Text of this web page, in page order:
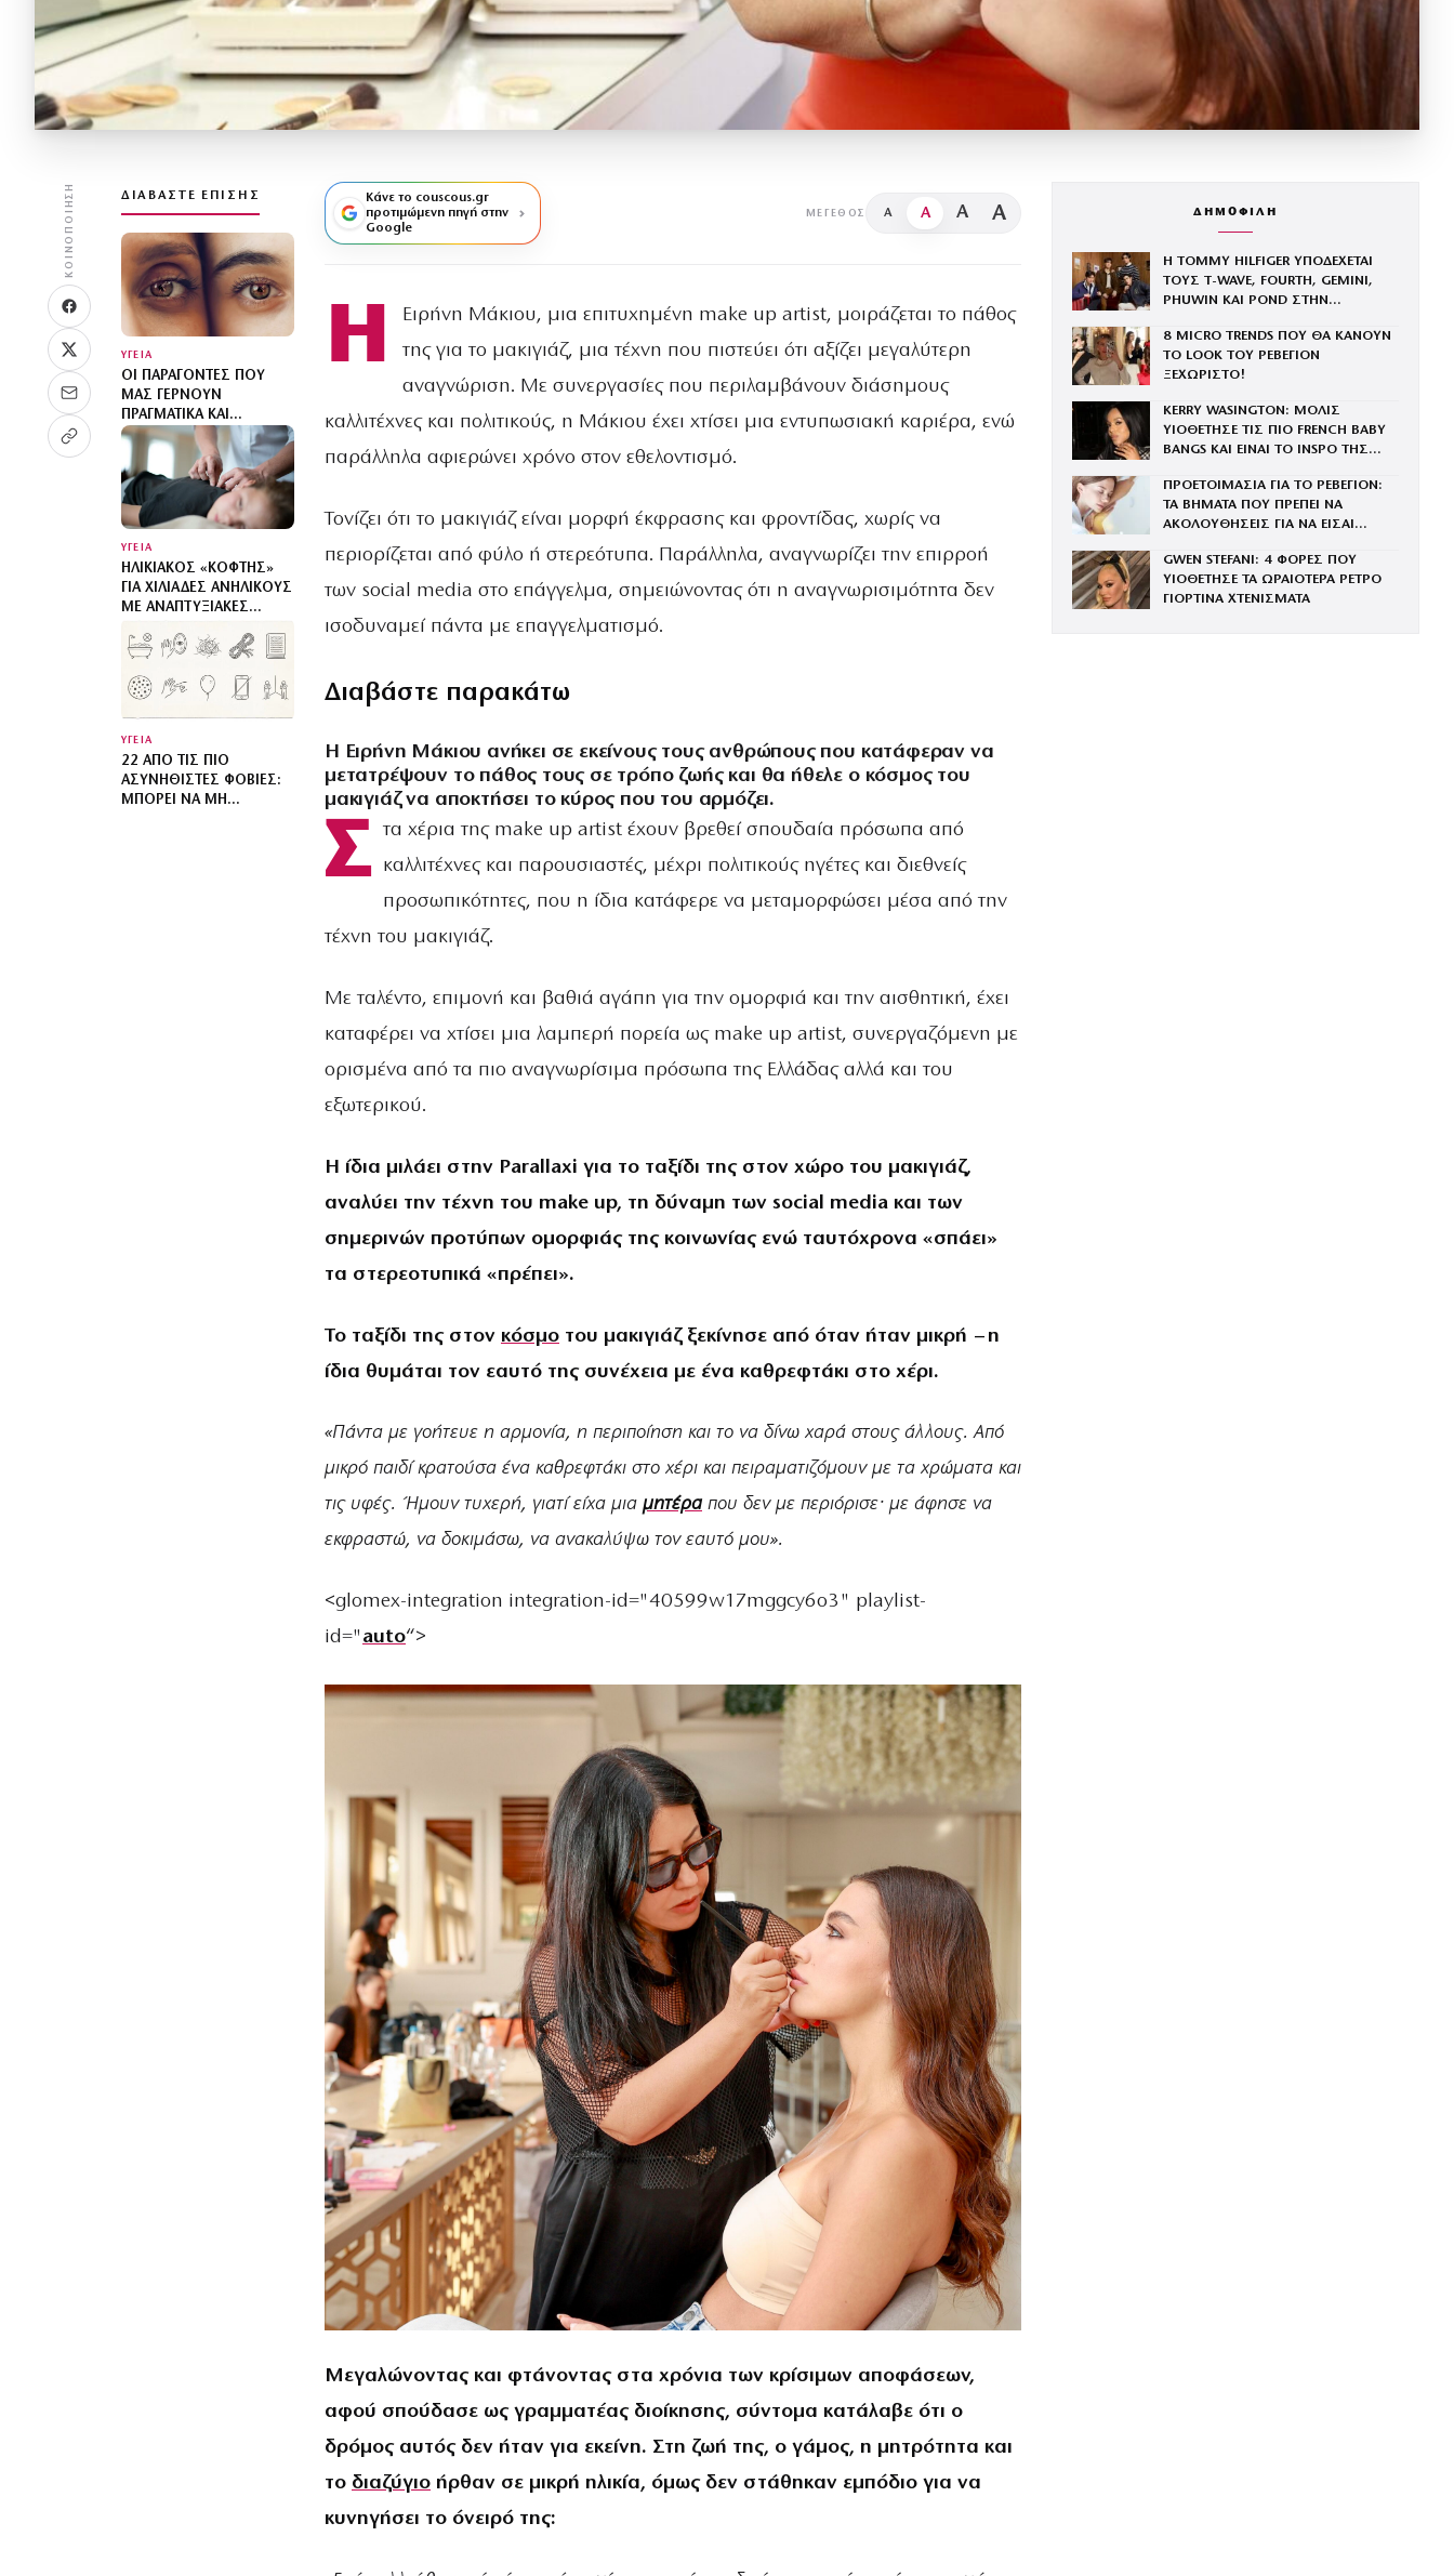
ΚΟΙΝΟΠΟΊΗΣΗ ΔΙΑΒΆΣΤΕ ΕΠΊΣΗΣ
ΥΓΕΙΑ
ΟΙ ΠΑΡΆΓΟΝΤΕΣ ΠΟΥ
ΜΑΣ ΓΕΡΝΟΎΝ
ΠΡΑΓΜΑΤΙΚΆ ΚΑΙ
ΜΆΛΛΟΝ ΔΕΝ ΕΊΝΑΙ
ΑΥΤΟΊ ΠΟΥ ΝΟΜΊΖΕΤΕ
ΥΓΕΙΑ
ΗΛΙΚΙΑΚΌΣ «ΚΌΦΤΗΣ»
ΓΙΑ ΧΙΛΙΆΔΕΣ ΑΝΉΛΙΚΟΥΣ
ΜΕ ΑΝΑΠΤΥΞΙΑΚΈΣ
ΕΝΌΣ ΚΑΤΏΤΕΡΟΥ ΘΕΟΎ
ΥΓΕΙΑ
22 ΑΠΌ ΤΙΣ ΠΙΟ
ΑΣΥΝΉΘΙΣΤΕΣ ΦΟΒΊΕΣ:
ΜΠΟΡΕΊ ΝΑ ΜΗ
Κάνε το couscous.gr
προτιμώμενη πηγή στην
Google
ΜΈΓΕΘΟΣ A A A A
Η
Ειρήνη Μάκιου, μια επιτυχημένη make up artist, μοιράζεται το πάθος
της για το μακιγιάζ, μια τέχνη που πιστεύει ότι αξίζει μεγαλύτερη
αναγνώριση. Με συνεργασίες που περιλαμβάνουν διάσημους
καλλιτέχνες και πολιτικούς, η Μάκιου έχει χτίσει μια εντυπωσιακή καριέρα, ενώ
παράλληλα αφιερώνει χρόνο στον εθελοντισμό.
Τονίζει ότι το μακιγιάζ είναι μορφή έκφρασης και φροντίδας, χωρίς να
περιορίζεται από φύλο ή στερεότυπα. Παράλληλα, αναγνωρίζει την επιρροή
των social media στο επάγγελμα, σημειώνοντας ότι η αναγνωρισιμότητα δεν
ισοδυναμεί πάντα με επαγγελματισμό.
Διαβάστε παρακάτω
Η Ειρήνη Μάκιου ανήκει σε εκείνους τους ανθρώπους που κατάφεραν να
μετατρέψουν το πάθος τους σε τρόπο ζωής και θα ήθελε ο κόσμος του
μακιγιάζ να αποκτήσει το κύρος που του αρμόζει.
Σ τα χέρια της make up artist έχουν βρεθεί σπουδαία πρόσωπα από
καλλιτέχνες και παρουσιαστές, μέχρι πολιτικούς ηγέτες και διεθνείς
προσωπικότητες, που η ίδια κατάφερε να μεταμορφώσει μέσα από την
τέχνη του μακιγιάζ.
Με ταλέντο, επιμονή και βαθιά αγάπη για την ομορφιά και την αισθητική, έχει
καταφέρει να χτίσει μια λαμπερή πορεία ως make up artist, συνεργαζόμενη με
ορισμένα από τα πιο αναγνωρίσιμα πρόσωπα της Ελλάδας αλλά και του
εξωτερικού.
Η ίδια μιλάει στην Parallaxi για το ταξίδι της στον χώρο του μακιγιάζ,
αναλύει την τέχνη του make up, τη δύναμη των social media και των
σημερινών προτύπων ομορφιάς της κοινωνίας ενώ ταυτόχρονα «σπάει»
τα στερεοτυπικά «πρέπει».
Το ταξίδι της στον κόσμο του μακιγιάζ ξεκίνησε από όταν ήταν μικρή – η
ίδια θυμάται τον εαυτό της συνέχεια με ένα καθρεφτάκι στο χέρι.
«Πάντα με γοήτευε η αρμονία, η περιποίηση και το να δίνω χαρά στους άλλους. Από
μικρό παιδί κρατούσα ένα καθρεφτάκι στο χέρι και πειραματιζόμουν με τα χρώματα και
τις υφές. Ήμουν τυχερή, γιατί είχα μια μητέραπου δεν με περιόρισε· με άφησε να
εκφραστώ, να δοκιμάσω, να ανακαλύψω τον εαυτό μου».
<glomex-integration integration-id="40599w17mggcy6o3" playlist-
id=" auto“>
Μεγαλώνοντας και φτάνοντας στα χρόνια των κρίσιμων αποφάσεων,
αφού σπούδασε ως γραμματέας διοίκησης, σύντομα κατάλαβε ότι ο
δρόμος αυτός δεν ήταν για εκείνη. Στη ζωή της, ο γάμος, η μητρότητα και
το διαζύγιο ήρθαν σε μικρή ηλικία, όμως δεν στάθηκαν εμπόδιο για να
κυνηγήσει το όνειρό της:
ΔΗΜΟΦΙΛΗ
Η TOMMY HILFIGER ΥΠΟΔΕΧΕΤΑΙ
ΤΟΥΣ Τ-WAVE, FOURTH, GEMINI,
PHUWIN ΚΑΙ POND ΣΤΗΝ
8 MICRO TRENDS ΠΟΥ ΘΑ ΚΑΝΟΥΝ
ΤΟ LOOK ΤΟΥ ΡΕΒΕΓΙΟΝ
ΞΕΧΩΡΙΣΤΟ!
KERRY WASINGTON: ΜΟΛΙΣ
ΥΙΟΘΕΤΗΣΕ ΤΙΣ ΠΙΟ FRENCH BABY
BANGS ΚΑΙ ΕΙΝΑΙ ΤΟ INSPO ΤΗΣ
ΠΡΟΕΤΟΙΜΑΣΙΑ ΓΙΑ ΤΟ ΡΕΒΕΓΙΟΝ:
ΤΑ ΒΗΜΑΤΑ ΠΟΥ ΠΡΕΠΕΙ ΝΑ
ΑΚΟΛΟΥΘΗΣΕΙΣ ΓΙΑ ΝΑ ΕΙΣΑΙ
ΒΡΑΔΙΑ ΤΟΥ ΧΡΟΝΟΥ
GWEN STEFANI: 4 ΦΟΡΕΣ ΠΟΥ
ΥΙΟΘΕΤΗΣΕ ΤΑ ΩΡΑΙΟΤΕΡΑ ΡΕΤΡΟ
ΓΙΟΡΤΙΝΑ ΧΤΕΝΙΣΜΑΤΑ